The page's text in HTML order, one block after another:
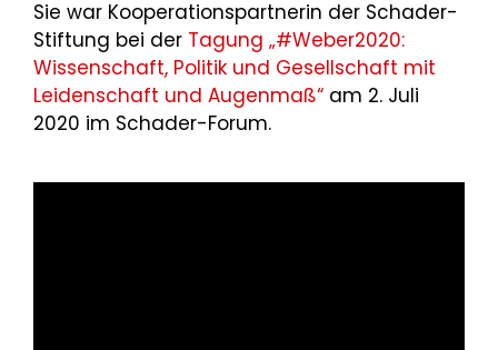
Sie war Kooperationspartnerin der Schader-
Stiftung bei der Tagung „#Weber2020:
Wissenschaft, Politik und Gesellschaft mit
Leidenschaft und Augenmaß“ am 2. Juli
2020 im Schader-Forum.